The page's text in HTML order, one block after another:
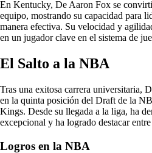
En Kentucky, De Aaron Fox se
equipo, mostrando su capacidad para
manera efectiva. Su velocidad y
en un jugador clave en el sistema de
El Salto a la NBA
Tras una exitosa carrera universitaria,
en la quinta posición del Draft de la
Kings. Desde su llegada a la liga, ha
excepcional y ha logrado destacar
Logros en la NBA